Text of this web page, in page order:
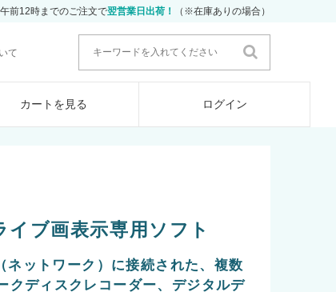
午前12時までのご注文で翌営業日出荷！ （※在庫ありの場合）
て
カートを見る ログイン
ブ画表示専用ソフト
ットワーク）に接続された、複数
クディスクレコーダー、デジタルデ